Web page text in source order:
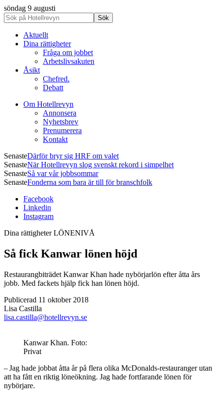
söndag 9 augusti
Aktuellt
Dina rättigheter
Fråga om jobbet
Arbetslivsakuten
Åsikt
Chefred.
Debatt
Om Hotellrevyn
Annonsera
Nyhetsbrev
Prenumerera
Kontakt
SenasteDärför bryr sig HRF om valet
SenasteNär Hotellrevyn slog svenskt rekord i simpelhet
SenasteSå var vår jobbsommar
SenasteFonderna som bara är till för branschfolk
Facebook
Linkedin
Instagram
Dina rättigheterLÖNENIVÅ
Så fick Kanwar lönen höjd
Restaurangbiträdet Kanwar Khan hade nybörjarlön efter åtta års
jobb. Med fackets hjälp fick han lönen höjd.
Publicerad 11 oktober 2018
Lisa Castilla
lisa.castilla@hotellrevyn.se
Kanwar Khan. Foto:
Privat
– Jag hade jobbat åtta år på flera olika McDonalds-restauranger utan
att ha fått en riktig löneökning. Jag hade fortfarande lönen för
nybörjare.